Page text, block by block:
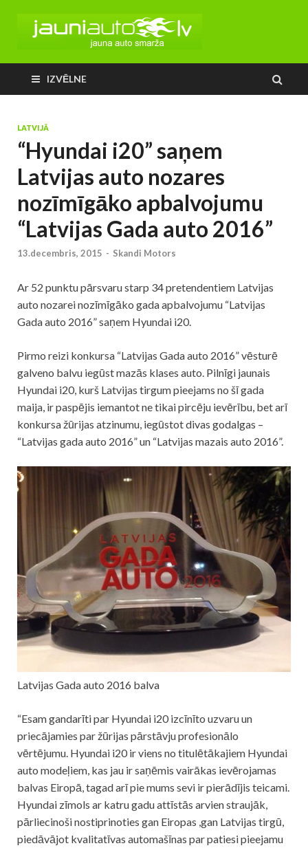
IZVĒLNE
LATVIJĀ
“Hyundai i20” saņem
Latvijas auto nozares
nozīmīgāko apbalvojumu
“Latvijas Gada auto 2016”
13.decembris, 2015 - Skandi Motors
Ar 52 punktu pārsvaru starp 34 pretendentiem Latvijas
auto nozarei nozīmīgāko gada apbalvojumu “Latvijas
Gada auto 2016” saņem Hyundai i20.
Pirmo reizi konkursa “Latvijas Gada auto 2016” vēsturē
galveno balvu iegūst mazās klases auto. Pilnīgi jaunais
Hyundai i20, kurš Latvijas tirgum pieejams no šī gada
maija, ir paspējis iemantot ne tikai pircēju ievērību, bet arī
konkursa žūrijas atzinumu, iegūstot divas godalgas –
“Latvijas gada auto 2016” un “Latvijas mazais auto 2016”.
Latvijas Gada auto 2016 balva
“Esam gandarīti par Hyundai i20 izcīnīto uzvaru un
priecājamies par žūrijas pārstāvju profesionālo
vērtējumu. Hyundai i20 ir viens no titulētākajiem Hyundai
auto modeļiem, kas jau ir saņēmis vairākas ievērojamas
balvas Eiropā, tagad arī pie mums sevi ir pierādījis teicami.
Hyundai zīmols ar katru gadu attīstās arvien straujāk,
pārliecinoši nostiprinoties gan Eiropas ,gan Latvijas tirgū,
piedāvājot kvalitatīvas automašīnas par patiesi pieejamu